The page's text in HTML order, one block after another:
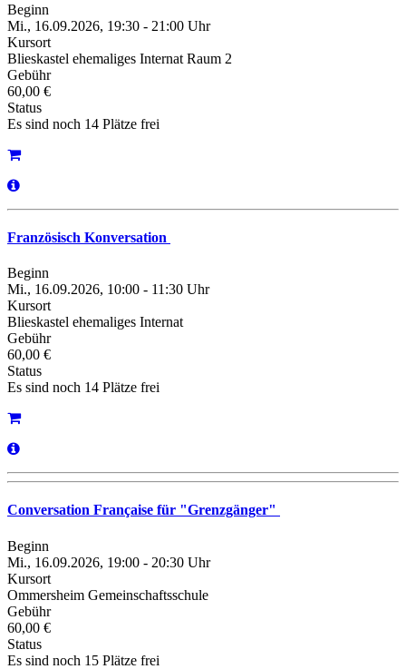
Beginn
Mi., 16.09.2026, 19:30 - 21:00 Uhr
Kursort
Blieskastel ehemaliges Internat Raum 2
Gebühr
60,00 €
Status
Es sind noch 14 Plätze frei
Französisch Konversation
Beginn
Mi., 16.09.2026, 10:00 - 11:30 Uhr
Kursort
Blieskastel ehemaliges Internat
Gebühr
60,00 €
Status
Es sind noch 14 Plätze frei
Conversation Française für "Grenzgänger"
Beginn
Mi., 16.09.2026, 19:00 - 20:30 Uhr
Kursort
Ommersheim Gemeinschaftsschule
Gebühr
60,00 €
Status
Es sind noch 15 Plätze frei